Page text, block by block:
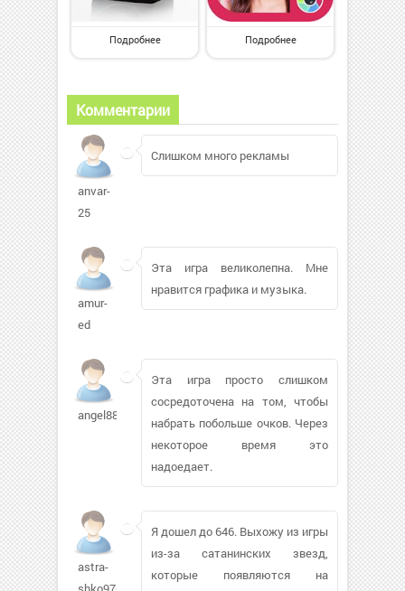
Подробнее Подробнее
Комментарии
anvar-
25
Слишком много рекламы
amur-
ed
Эта игра великолепна. Мне
нравится графика и музыка.
angel88822819
Эта игра просто слишком
сосредоточена на том, чтобы
набрать побольше очков. Через
некоторое время это
надоедает.
astra-
Я дошел до 646. Выхожу из игры
из-за сатанинских звезд,
которые появляются на